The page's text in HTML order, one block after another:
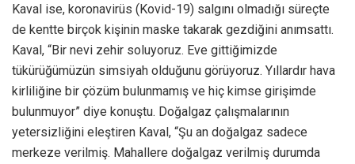
Kaval ise, koronavirüs (Kovid-19) salgını olmadığı süreçte
de kentte birçok kişinin maske takarak gezdiğini anımsattı.
Kaval, “Bir nevi zehir soluyoruz. Eve gittiğimizde
tükürüğümüzün simsiyah olduğunu görüyoruz. Yıllardır hava
kirliliğine bir çözüm bulunmamış ve hiç kimse girişimde
bulunmuyor” diye konuştu. Doğalgaz çalışmalarının
yetersizliğini eleştiren Kaval, “Şu an doğalgaz sadece
merkeze verilmiş. Mahallere doğalgaz verilmiş durumda